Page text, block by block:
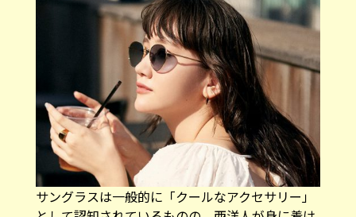
サングラスは一般的に「クールなアクセサリー」